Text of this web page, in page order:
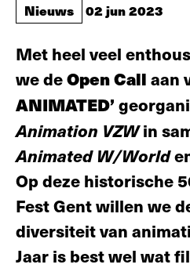
Nieuws 02 jun 2023
Met heel veel
we deOpen Call aan
ANIMATED’
Animation VZWin
Animated W/World
Op deze historische
Fest Gent willen we
diversiteit van
Jaar is best wel wat